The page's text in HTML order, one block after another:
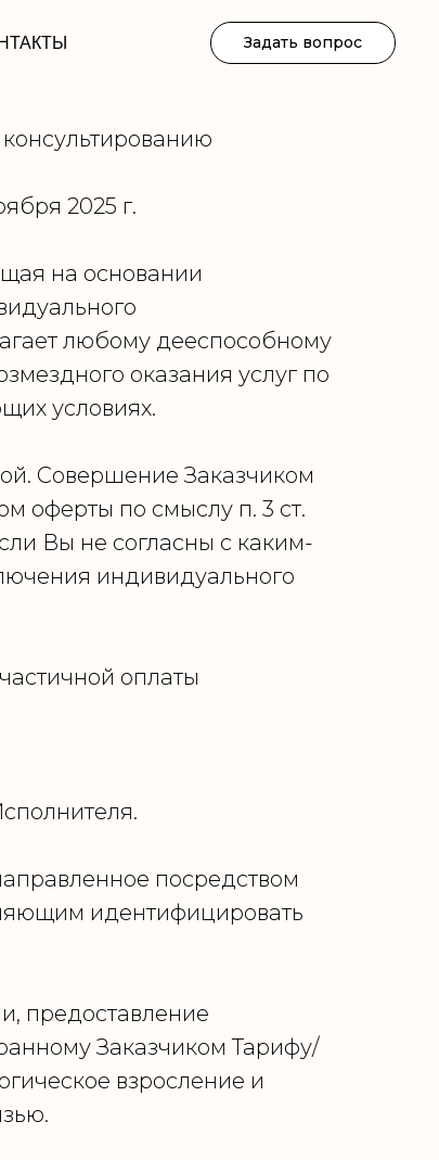
Задать вопрос
г.
на основании
любому дееспособному
оказания услуг по
условиях.
Совершение Заказчиком
оферты по смыслу п. 3 ст.
Вы не согласны с каким-
индивидуального
оплаты
посредством
идентифицировать
предоставление
Заказчиком Тарифу/
взросление и